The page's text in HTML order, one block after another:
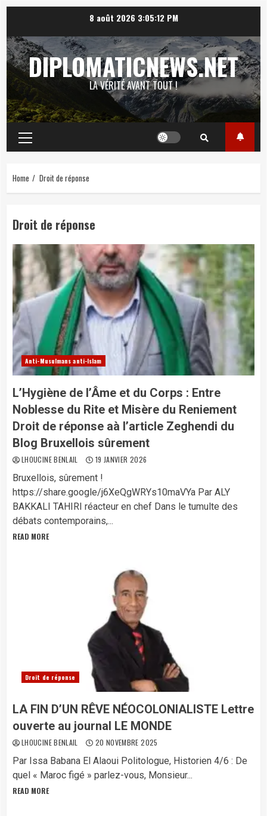
content
8 août 2026 3:05:13 PM
DIPLOMATICNEWS.NET
LA VÉRITÉ AVANT TOUT !
Primary
Menu
Home Droit de réponse
Droit de réponse
Anti-Musulmans anti-Islam
​L’Hygiène de l’Âme et du Corps : Entre
Noblesse du Rite et Misère du Reniement
Droit de réponse aà l’article Zeghendi du
Blog Bruxellois sûrement
LHOUCINE BENLAIL 19 JANVIER 2026
Bruxellois, sûrement !
https://share.google/j6XeQgWRYs10maVYa Par ALY
BAKKALI TAHIRI réacteur en chef ​Dans le tumulte des
débats contemporains,...
READ MORE
Droit de réponse
LA FIN D’UN RÊVE NÉOCOLONIALISTE Lettre
ouverte au journal LE MONDE
LHOUCINE BENLAIL 20 NOVEMBRE 2025
Par Issa Babana El Alaoui Politologue, Historien 4/6 : De
quel « Maroc figé » parlez-vous, Monsieur...
READ MORE